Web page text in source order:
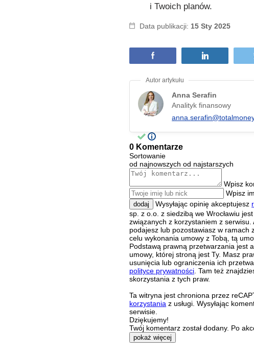
i Twoich planów.
Data publikacji: 15 Sty 2025
Anna Serafin
Analityk finansowy
0 Komentarze
Sortowanie
od najnowszych od najstarszych
Wpisz
Wpisz
dodaj Wysyłając opinię akceptujesz
sp. z o.o. z siedzibą we Wrocławiu
związanych z korzystaniem z
podajesz lub pozostawiasz w ramach
celu wykonania umowy z Tobą, tą
Podstawą prawną przetwarzania jest
umowy, której stroną jest Ty. Masz
usunięcia lub ograniczenia ich
polityce prywatności . Tam też
skorzystania z tych praw.
Ta witryna jest chroniona przez
korzystania z usługi. Wysyłając
serwisie.
Dziękujemy!
Twój komentarz został dodany. Po
pokaż więcej